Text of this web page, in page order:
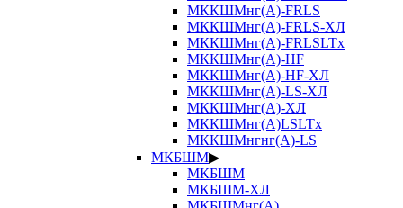
МККШМнг(А)-FRLS
МККШМнг(А)-FRLS-ХЛ
МККШМнг(А)-FRLSLTx
МККШМнг(А)-HF
МККШМнг(А)-HF-ХЛ
МККШМнг(А)-LS-ХЛ
МККШМнг(А)-ХЛ
МККШМнг(А)LSLTx
МККШМнгнг(А)-LS
МКБШМ▶
МКБШМ
МКБШМ-ХЛ